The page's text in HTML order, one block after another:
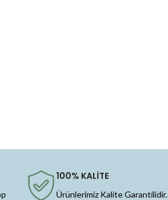
100% KALİTE
Ürünlerimiz Kalite Garantilidir.